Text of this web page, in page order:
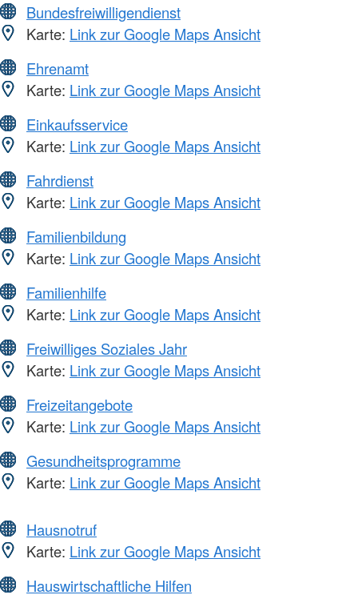
Bundesfreiwilligendienst
Karte: Link zur Google Maps Ansicht
Ehrenamt
Karte: Link zur Google Maps Ansicht
Einkaufsservice
Karte: Link zur Google Maps Ansicht
Fahrdienst
Karte: Link zur Google Maps Ansicht
Familienbildung
Karte: Link zur Google Maps Ansicht
Familienhilfe
Karte: Link zur Google Maps Ansicht
Freiwilliges Soziales Jahr
Karte: Link zur Google Maps Ansicht
Freizeitangebote
Karte: Link zur Google Maps Ansicht
Gesundheitsprogramme
Karte: Link zur Google Maps Ansicht
Hausnotruf
Karte: Link zur Google Maps Ansicht
Hauswirtschaftliche Hilfen